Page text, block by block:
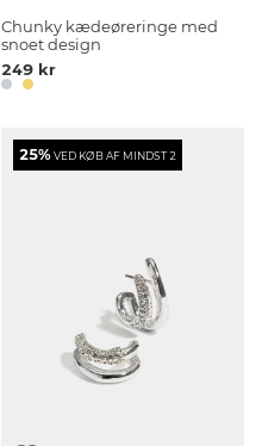
Chunky kædeøreringe med
snoet design
249 kr
25%VED KØB AF MINDST 2